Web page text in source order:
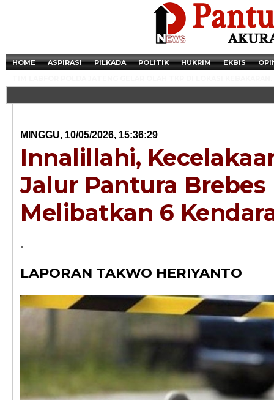
HOME ASPIRASI PILKADA POLITIK HUKRIM EKBIS
MINGGU, 10/05/2026, 15:36:29
Innalillahi,
Jalur Pantura Brebes
Melibatkan 6
.
LAPORAN TAKWO HERIYANTO